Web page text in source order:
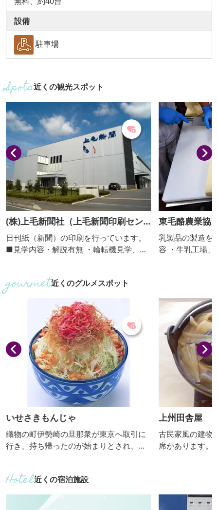
設備
駐車場
近くの観光スポット
(株)上毛新聞社（上毛新聞印刷セン
ター）
日刊紙（新聞）の印刷を行っています。
■見学内容・解説有無 ・輪転機見学、解
人。群馬県内の団体・グループに限
る。）
東毛酪農業協
乳製品の製造を行っ
容 ・牛乳工場、チ
～）
近くのグルメスポット
いせさきもんじゃ
織物の町伊勢崎の旦那衆が東京へ取引に
行き、持ち帰ったのが始まりとされ、駄
プ、「から」はカレー粉、「あまから」
は両方が入るのが特徴。駄菓子感覚で味
わえます。
上州田舎屋
古民家風の建物
席があります。 【おっきりこみ提供期
近くの宿泊施設